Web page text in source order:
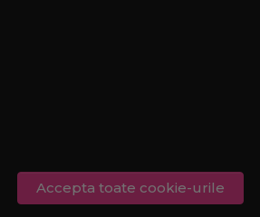
Accepta toate cookie-urile